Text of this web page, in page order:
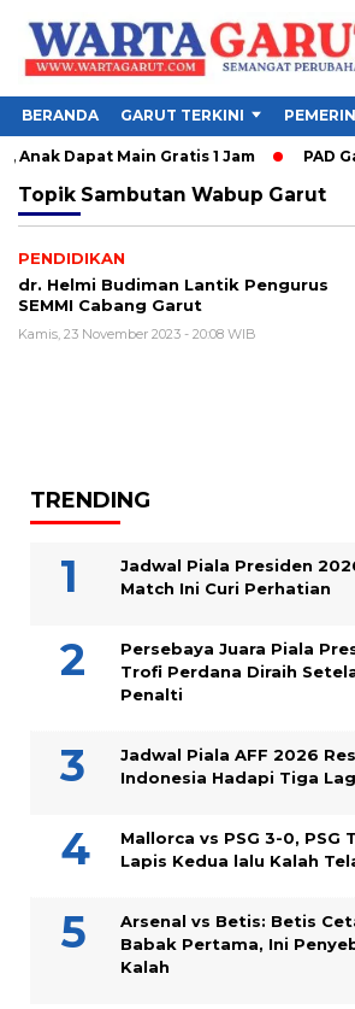
BERANDA GARUT TERKINI
Dapat Main Gratis 1 Jam PAD
Topik Sambutan Wabup Garut
PENDIDIKAN
dr. Helmi Budiman Lantik Pengurus
SEMMI Cabang Garut
Kamis, 23 November 2023 - 20:08 WIB
TRENDING
Jadwal Piala Presiden
Match Ini Curi Perhatian
Persebaya Juara Piala
Trofi Perdana Diraih
Penalti
Jadwal Piala AFF 2026
Indonesia Hadapi Tiga
Mallorca vs PSG 3-0, PSG
Lapis Kedua lalu Kalah
Arsenal vs Betis: Betis
Babak Pertama, Ini
Kalah